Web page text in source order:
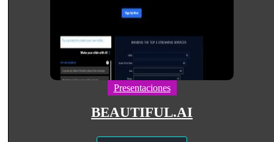
Presentaciones
BEAUTIFUL.AI